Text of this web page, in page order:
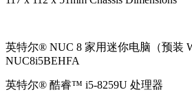
英特尔® NUC 8 家用迷你电脑（预装
NUC8i5BEHFA
英特尔® 酷睿™ i5-8259U 处理器